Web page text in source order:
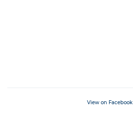
View on Facebook